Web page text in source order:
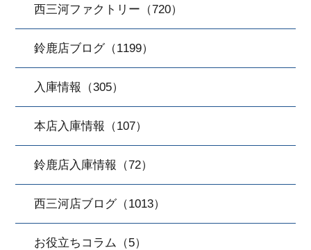
西三河ファクトリー（720）
鈴鹿店ブログ（1199）
入庫情報（305）
本店入庫情報（107）
鈴鹿店入庫情報（72）
西三河店ブログ（1013）
お役立ちコラム（5）